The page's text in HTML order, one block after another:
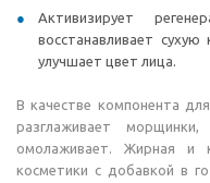
Активизирует
восстанавливает
улучшает цвет лица.
В качестве компонента
разглаживает
омолаживает. Жирная и
косметики с добавкой в